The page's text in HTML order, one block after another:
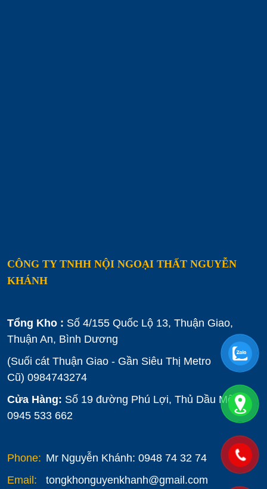
CÔNG TY TNHH NỘI NGOẠI THẤT NGUYỄN
KHÁNH
Tổng Kho : Số 4/155 Quốc Lộ 13, Thuận Giao,
Thuận An, Bình Dương
(Suối cát Thuận Giao - Gần Siêu Thị Metro
Cũ) 0984743274
Cửa Hàng: Số 19 đường Phú Lợi, Thủ Dầu Một :
0945 533 662
Phone: Mr Nguyễn Khánh: 0948 74 32 74
Email:
tongkhonguyenkhanh@gmail.com